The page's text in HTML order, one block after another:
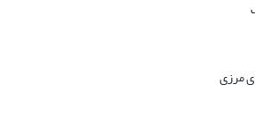
مرزی